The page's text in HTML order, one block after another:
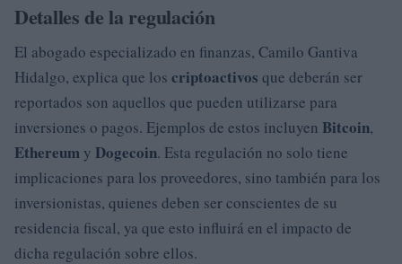
Detalles de la regulación
El abogado especializado en finanzas, Camilo Gantiva
Hidalgo, explica que los criptoactivos que deberán ser
reportados son aquellos que pueden utilizarse para
inversiones o pagos. Ejemplos de estos incluyen Bitcoin,
Ethereum y Dogecoin. Esta regulación no solo tiene
implicaciones para los proveedores, sino también para los
inversionistas, quienes deben ser conscientes de su
residencia fiscal, ya que esto influirá en el impacto de
dicha regulación sobre ellos.